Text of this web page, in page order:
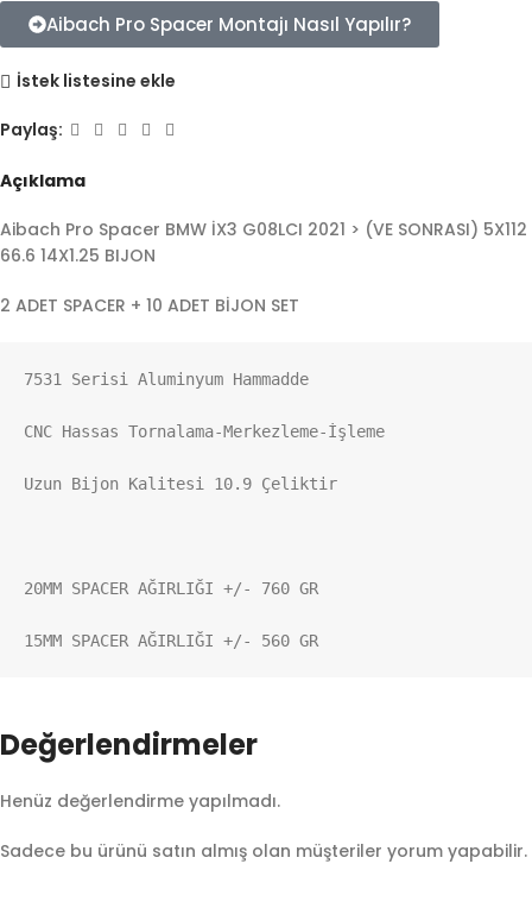
Aibach Pro Spacer Montajı Nasıl Yapılır?
İstek listesine ekle
Paylaş:
Açıklama
Aibach Pro Spacer BMW İX3 G08LCI 2021 > (VE SONRASI) 5X112
66.6 14X1.25 BIJON
2 ADET SPACER + 10 ADET BİJON SET
7531 Serisi Aluminyum Hammadde
CNC Hassas Tornalama-Merkezleme-İşleme
Uzun Bijon Kalitesi 10.9 Çeliktir
20MM SPACER AĞIRLIĞI +/- 760 GR
15MM SPACER AĞIRLIĞI +/- 560 GR
Değerlendirmeler
Henüz değerlendirme yapılmadı.
Sadece bu ürünü satın almış olan müşteriler yorum yapabilir.